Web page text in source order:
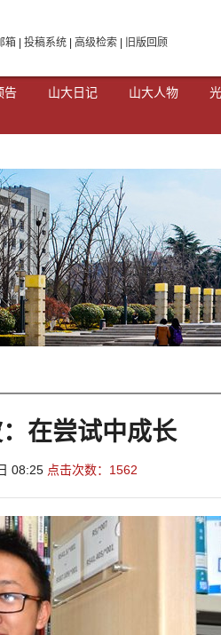
箱 投稿系统 高级检索 旧版回顾
告 山大日记 山大人物
在尝试中成长
08:25 点击次数： 1562